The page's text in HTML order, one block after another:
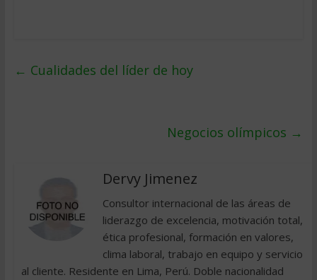
← Cualidades del líder de hoy
Negocios olímpicos →
Dervy Jimenez
Consultor internacional de las áreas de
liderazgo de excelencia, motivación total,
ética profesional, formación en valores,
clima laboral, trabajo en equipo y servicio
al cliente. Residente en Lima, Perú. Doble nacionalidad